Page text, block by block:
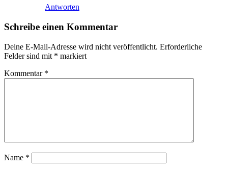
Antworten
Schreibe einen Kommentar
Deine E-Mail-Adresse wird nicht veröffentlicht. Erforderliche
Felder sind mit * markiert
Kommentar *
Name *